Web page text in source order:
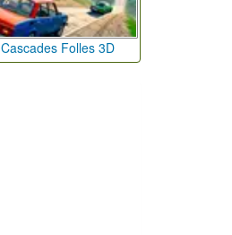
Cascades Folles 3D